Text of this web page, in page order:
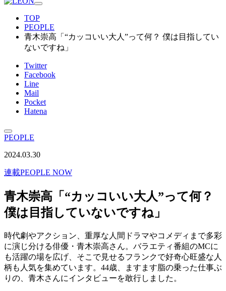
TOP
PEOPLE
青木崇高「“カッコいい大人”って何？ 僕は目指してい
ないですね」
Twitter
Facebook
Line
Mail
Pocket
Hatena
PEOPLE
2024.03.30
連載PEOPLE NOW
青木崇高「“カッコいい大人”って何？
僕は目指していないですね」
時代劇やアクション、重厚な人間ドラマやコメディまで多彩
に演じ分ける俳優・青木崇高さん。バラエティ番組のMCに
も活躍の場を広げ、そこで見せるフランクで好奇心旺盛な人
柄も人気を集めています。44歳、ますます脂の乗った仕事ぶ
りの、青木さんにインタビューを敢行しました。